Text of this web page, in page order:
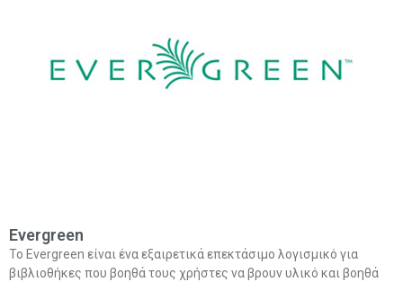
Evergreen
Το Evergreen είναι ένα εξαιρετικά επεκτάσιμο λογισμικό για
βιβλιοθήκες που βοηθά τους χρήστες να βρουν υλικό και βοηθά